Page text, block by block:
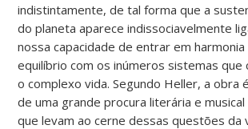
indistintamente, de tal forma que a
do planeta aparece indissociavelmente
nossa capacidade de entrar em harmonia
equilíbrio com os inúmeros sistemas que
o complexo vida. Segundo Heller, a obra
de uma grande procura literária e
que levam ao cerne dessas questões da